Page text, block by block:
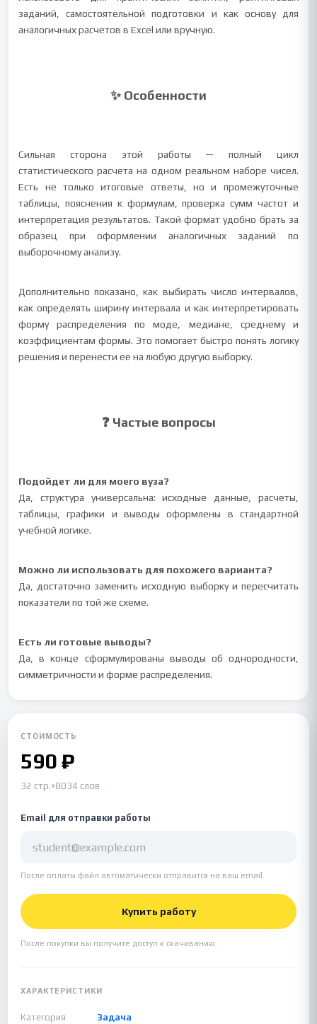
заданий, самостоятельной подготовки и как основу для
аналогичных расчетов в Excel или вручную.
✨ Особенности
Сильная сторона этой работы — полный цикл
статистического расчета на одном реальном наборе чисел.
Есть не только итоговые ответы, но и промежуточные
таблицы, пояснения к формулам, проверка сумм частот и
интерпретация результатов. Такой формат удобно брать за
образец при оформлении аналогичных заданий по
выборочному анализу.
Дополнительно показано, как выбирать число интервалов,
как определять ширину интервала и как интерпретировать
форму распределения по моде, медиане, среднему и
коэффициентам формы. Это помогает быстро понять логику
решения и перенести ее на любую другую выборку.
❓ Частые вопросы
Подойдет ли для моего вуза?
Да, структура универсальна: исходные данные, расчеты,
таблицы, графики и выводы оформлены в стандартной
учебной логике.
Можно ли использовать для похожего варианта?
Да, достаточно заменить исходную выборку и пересчитать
показатели по той же схеме.
Есть ли готовые выводы?
Да, в конце сформулированы выводы об однородности,
симметричности и форме распределения.
СТОИМОСТЬ
590 ₽
32 стр.•8034 слов
Email для отправки работы
После оплаты файл автоматически отправится на ваш email.
Купить работу
После покупки вы получите доступ к скачиванию.
ХАРАКТЕРИСТИКИ
Категория
Задача